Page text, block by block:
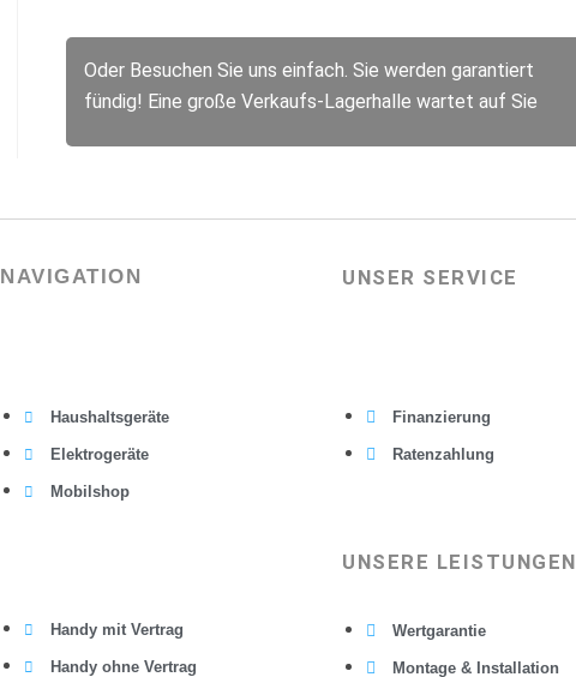
Oder Besuchen Sie uns einfach. Sie werden garantiert
fündig! Eine große Verkaufs-Lagerhalle wartet auf Sie
NAVIGATION
Haushaltsgeräte
Elektrogeräte
Mobilshop
Handy mit Vertrag
Handy ohne Vertrag
UNSER SERVICE
Finanzierung
Ratenzahlung
UNSERE LEISTUNGEN
Wertgarantie
Montage & Installation